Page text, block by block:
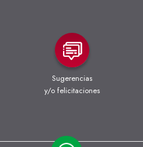
Sugerencias
y/o felicitaciones